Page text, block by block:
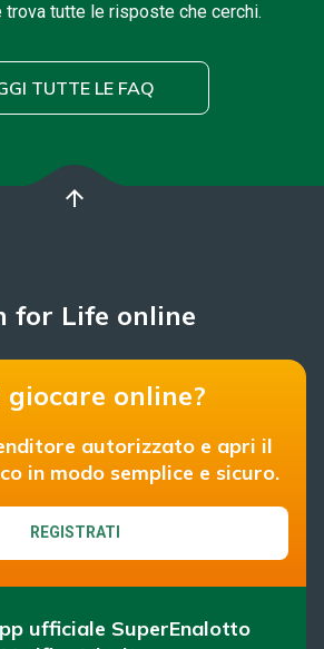
trova tutte le risposte che cerchi.
TUTTE LE FAQ
arrow_upward
for Life online
giocare online?
autorizzato e apri il
in modo semplice e sicuro.
REGISTRATI
ufficiale SuperEnalotto